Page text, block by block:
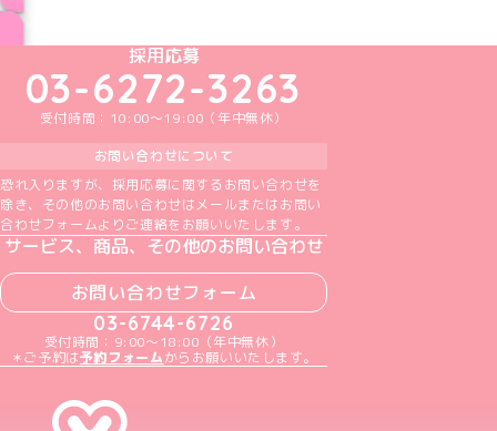
めいどりーみんTikTok公式アカウント
めいどりーみんX公式アカウント
めいどりーみんInstagram公式アカウント
めいどりーみんFacebook公式アカウン
めいどりーみんYouTube公式アカ
採用応募
03-6272-3263
受付時間：10:00～19:00（年中無休）
お問い合わせについて
恐れ入りますが、採用応募に関するお問い合わせを
除き、その他のお問い合わせはメールまたはお問い
合わせフォームよりご連絡をお願いいたします。
サービス、商品、その他のお問い合わせ
お問い合わせフォーム
03-6744-6726
受付時間：9:00～18:00（年中無休）
＊ご予約は予約フォームからお願いいたします。